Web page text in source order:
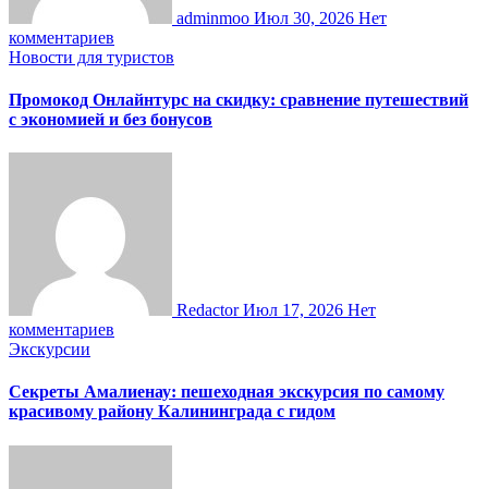
adminmoo Июл 30, 2026 Нет
комментариев
Новости для туристов
Промокод Онлайнтурс на скидку: сравнение путешествий
с экономией и без бонусов
RedactorИюл 17, 2026 Нет
комментариев
Экскурсии
Секреты Амалиенау: пешеходная экскурсия по самому
красивому району Калининграда с гидом